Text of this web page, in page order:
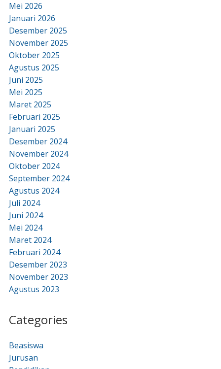
Mei 2026
Januari 2026
Desember 2025
November 2025
Oktober 2025
Agustus 2025
Juni 2025
Mei 2025
Maret 2025
Februari 2025
Januari 2025
Desember 2024
November 2024
Oktober 2024
September 2024
Agustus 2024
Juli 2024
Juni 2024
Mei 2024
Maret 2024
Februari 2024
Desember 2023
November 2023
Agustus 2023
Categories
Beasiswa
Jurusan